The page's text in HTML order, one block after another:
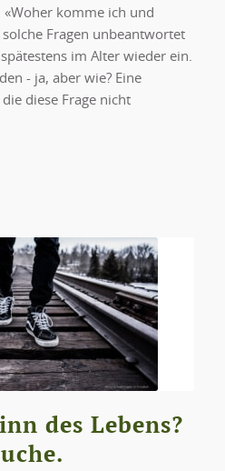
komme ich und
Fragen unbeantwortet
im Alter wieder ein.
- ja, aber wie? Eine
diese Frage nicht
des Lebens?